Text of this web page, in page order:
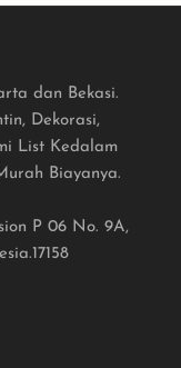
dan Bekasi.
Dekorasi,
List Kedalam
Biayanya.
P 06 No. 9A,